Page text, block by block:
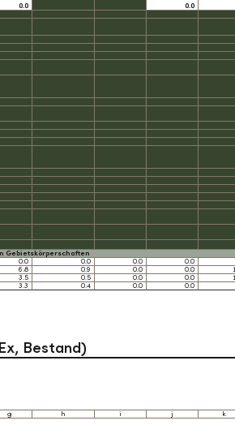
0.0 0.0
Gebietskörperschaften
0.0 0.0 0.0 0.0
6.8 0.9 0.0 0.0
3.5 0.5 0.0 0.0
3.3 0.4 0.0 0.0
Bestand)
g h i j k